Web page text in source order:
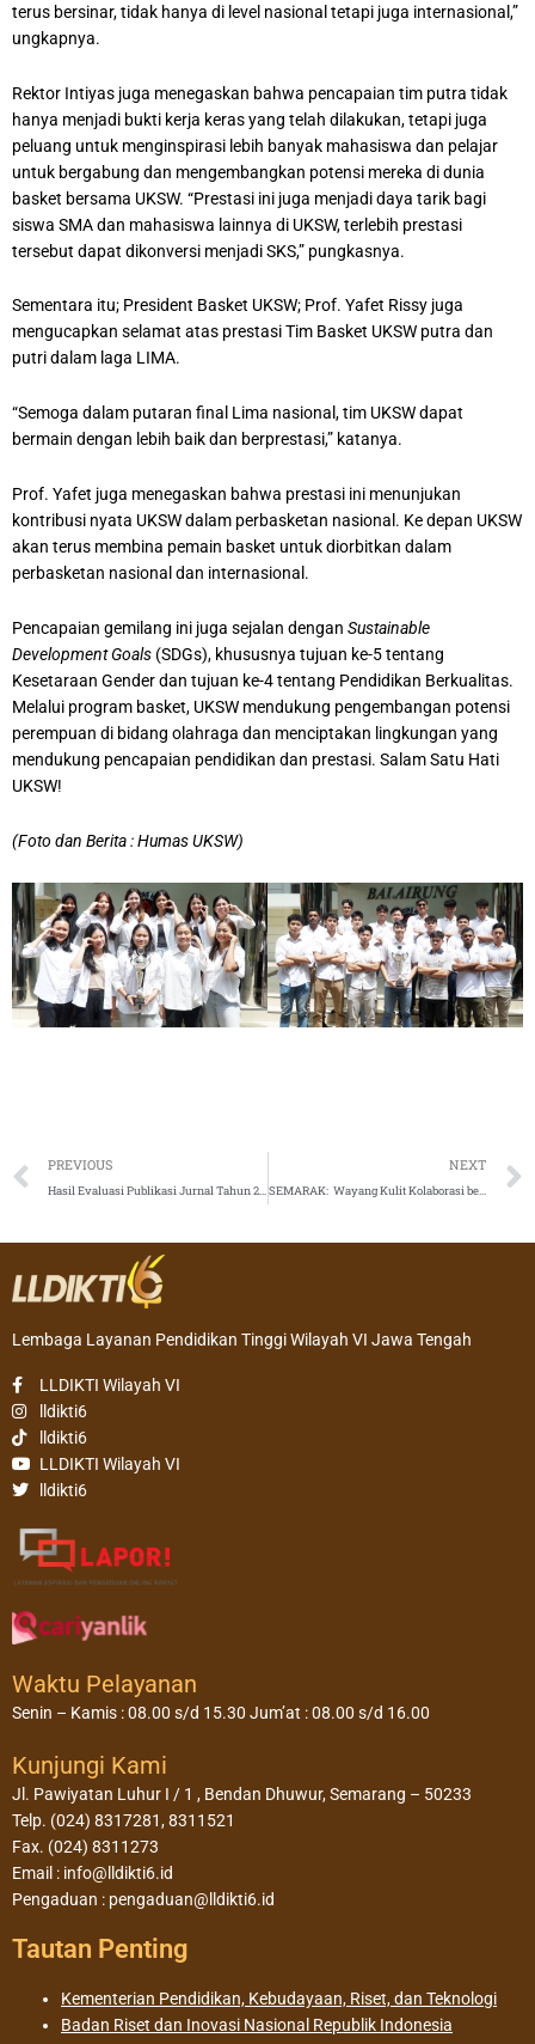
terus bersinar, tidak hanya di level nasional tetapi juga internasional,”
ungkapnya.
Rektor Intiyas juga menegaskan bahwa pencapaian tim putra tidak
hanya menjadi bukti kerja keras yang telah dilakukan, tetapi juga
peluang untuk menginspirasi lebih banyak mahasiswa dan pelajar
untuk bergabung dan mengembangkan potensi mereka di dunia
basket bersama UKSW. “Prestasi ini juga menjadi daya tarik bagi
siswa SMA dan mahasiswa lainnya di UKSW, terlebih prestasi
tersebut dapat dikonversi menjadi SKS,” pungkasnya.
Sementara itu; President Basket UKSW; Prof. Yafet Rissy juga
mengucapkan selamat atas prestasi Tim Basket UKSW putra dan
putri dalam laga LIMA.
“Semoga dalam putaran final Lima nasional, tim UKSW dapat
bermain dengan lebih baik dan berprestasi,” katanya.
Prof. Yafet juga menegaskan bahwa prestasi ini menunjukan
kontribusi nyata UKSW dalam perbasketan nasional. Ke depan UKSW
akan terus membina pemain basket untuk diorbitkan dalam
perbasketan nasional dan internasional.
Pencapaian gemilang ini juga sejalan dengan Sustainable
Development Goals (SDGs), khususnya tujuan ke-5 tentang
Kesetaraan Gender dan tujuan ke-4 tentang Pendidikan Berkualitas.
Melalui program basket, UKSW mendukung pengembangan potensi
perempuan di bidang olahraga dan menciptakan lingkungan yang
mendukung pencapaian pendidikan dan prestasi. Salam Satu Hati
UKSW!
(Foto dan Berita : Humas UKSW)
Prev
PREVIOUS
Hasil Evaluasi Publikasi Jurnal Tahun 2024
NEXT
SEMARAK: Wayang Kulit Kolaborasi bersama Dalang Ki Mulyono dan Niken Salindry Meriahkan Dies Natalis ke-68 UKSW
Lembaga Layanan Pendidikan Tinggi Wilayah VI Jawa Tengah
LLDIKTI Wilayah VI
lldikti6
lldikti6
LLDIKTI Wilayah VI
lldikti6
Waktu Pelayanan
Senin – Kamis : 08.00 s/d 15.30 Jum’at : 08.00 s/d 16.00
Kunjungi Kami
Jl. Pawiyatan Luhur I / 1 , Bendan Dhuwur, Semarang – 50233
Telp. (024) 8317281, 8311521
Fax. (024) 8311273
Email : info@lldikti6.id
Pengaduan : pengaduan@lldikti6.id
Tautan Penting
Kementerian Pendidikan, Kebudayaan, Riset, dan Teknologi
Badan Riset dan Inovasi Nasional Republik Indonesia